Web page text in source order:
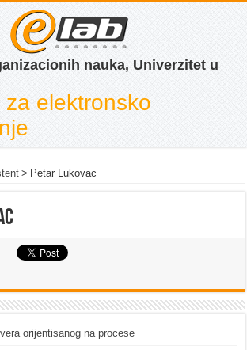
nauka, Univerzitet u
za elektronsko
> Petar Lukovac
orijentisanog na procese